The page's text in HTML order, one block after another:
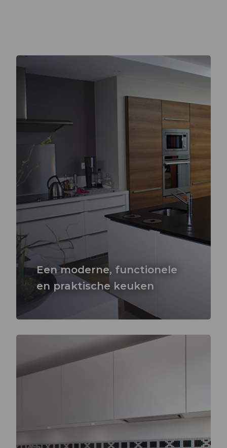
Een moderne, functionele
en praktische keuken